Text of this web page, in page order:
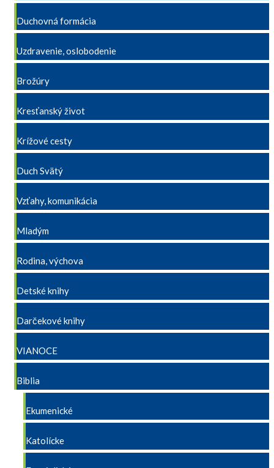
Duchovná formácia
Uzdravenie, oslobodenie
Brožúry
Kresťanský život
Krížové cesty
Duch Svätý
Vzťahy, komunikácia
Mladým
Rodina, výchova
Detské knihy
Darčekové knihy
VIANOCE
Biblia
Ekumenické
Katolícke